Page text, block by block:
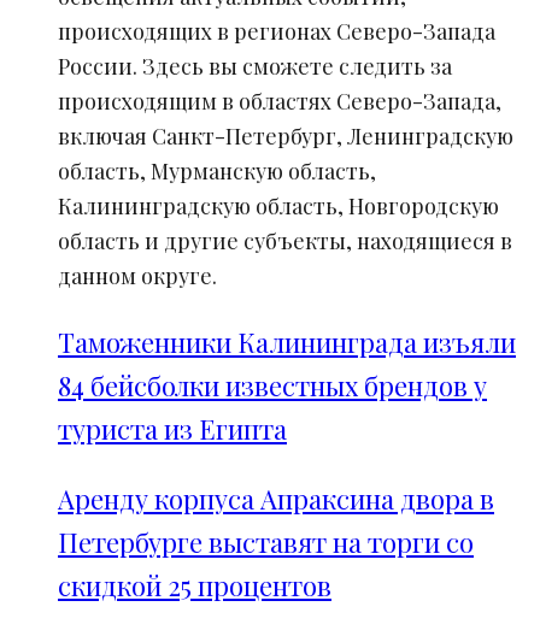
происходящих в регионах Северо-Запада
России. Здесь вы сможете следить за
происходящим в областях Северо-Запада,
включая Санкт-Петербург, Ленинградскую
область, Мурманскую область,
Калининградскую область, Новгородскую
область и другие субъекты, находящиеся в
данном округе.
Таможенники Калининграда изъяли
84 бейсболки известных брендов у
туриста из Египта
Аренду корпуса Апраксина двора в
Петербурге выставят на торги со
скидкой 25 процентов